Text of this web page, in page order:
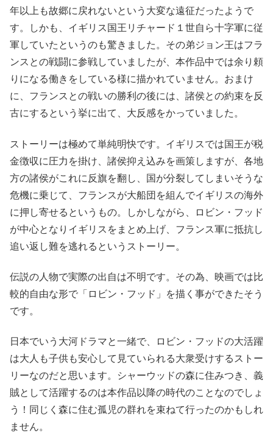
年以上も故郷に戻れないという大変な遠征だったようで
す。しかも、イギリス国王リチャード１世自ら十字軍に従
軍していたというのも驚きました。その弟ジョン王はフラ
ンスとの戦闘に参戦していましたが、本作品中では余り頼
りになる働きをしている様に描かれていません。おまけ
に、フランスとの戦いの勝利の後には、諸侯との約束を反
古にするという挙に出て、大反感をかっていました。
ストーリーは極めて単純明快です。イギリスでは国王が税
金徴収に圧力を掛け、諸侯抑え込みを画策しますが、各地
方の諸侯がこれに反旗を翻し、国が分裂してしまいそうな
危機に乗じて、フランスが大船団を組んでイギリスの海外
に押し寄せるというもの。しかしながら、ロビン・フッド
が中心となりイギリスをまとめ上げ、フランス軍に抵抗し
追い返し難を逃れるというストーリー。
伝説の人物で実際の出自は不明です。その為、映画では比
較的自由な形で「ロビン・フッド」を描く事ができたそう
です。
日本でいう大河ドラマと一緒で、ロビン・フッドの大活躍
は大人も子供も安心して見ていられる大衆受けするストー
リーなのだと思います。シャーウッドの森に住みつき、義
賊として活躍するのは本作品以降の時代のことなのでしょ
う！同じく森に住む孤児の群れを束ねて行ったのかもしれ
ません。